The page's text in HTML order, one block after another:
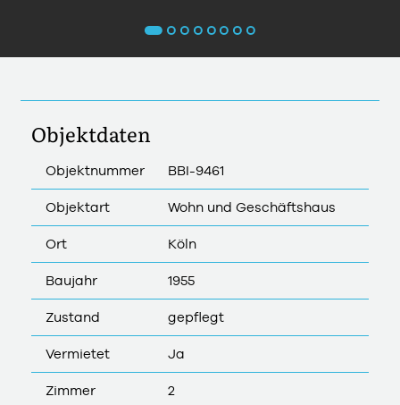
Objektdaten
Objektnummer BBI-9461
Objektart Wohn und Geschäftshaus
Ort Köln
Baujahr 1955
Zustand gepflegt
Vermietet Ja
Zimmer 2